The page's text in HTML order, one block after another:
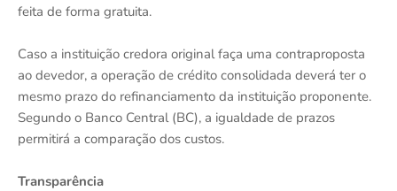
feita de forma gratuita.
Caso a instituição credora original faça uma contraproposta
ao devedor, a operação de crédito consolidada deverá ter o
mesmo prazo do refinanciamento da instituição proponente.
Segundo o Banco Central (BC), a igualdade de prazos
permitirá a comparação dos custos.
Transparência